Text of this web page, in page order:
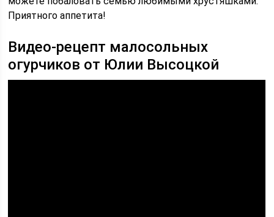
Приятного аппетита!
Видео-рецепт малосольных
огурчиков от Юлии Высоцкой